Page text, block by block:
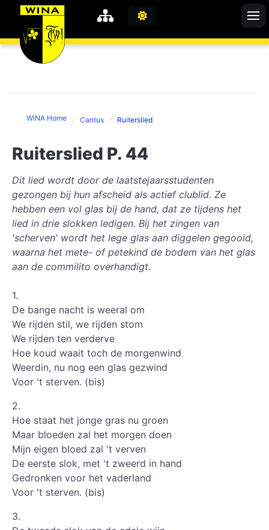
Career
Studie
WiNA Home Cantus Ruiterslied
Ruiterslied P. 44
Dit lied wordt door de laatstejaarsstudenten
gezongen bij hun afscheid als actief clublid. Ze
hebben een vol glas bij de hand, dat ze tijdens het
lied in drie slokken ledigen. Bij het zingen van
'scherven' wordt het lege glas aan diggelen gegooid,
waarna het mete- of petekind de bodem van het glas
aan de commilito overhandigt.
1.
De bange nacht is weeral om
We rijden stil, we rijden stom
We rijden ten verderve
Hoe koud waait toch de morgenwind
Weerdin, nu nog een glas gezwind
Voor 't sterven. (bis)
2.
Hoe staat het jonge gras nu groen
Maar bloeden zal het morgen doen
Mijn eigen bloed zal 't verven
De eerste slok, met 't zweerd in hand
Gedronken voor het vaderland
Voor 't sterven. (bis)
3.